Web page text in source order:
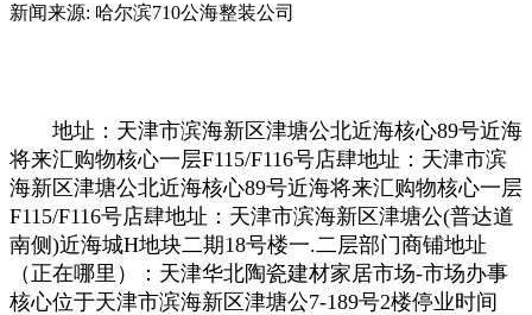
新闻来源: 哈尔滨710公海整装公司
地址：天津市滨海新区津塘公北近海核心89号近海
将来汇购物核心一层F115/F116号店肆地址：天津市滨
海新区津塘公北近海核心89号近海将来汇购物核心一层
F115/F116号店肆地址：天津市滨海新区津塘公(普达道
南侧)近海城H地块二期18号楼一.二层部门商铺地址
（正在哪里）：天津华北陶瓷建材家居市场-市场办事
核心位于天津市滨海新区津塘公7-189号2楼停业时间